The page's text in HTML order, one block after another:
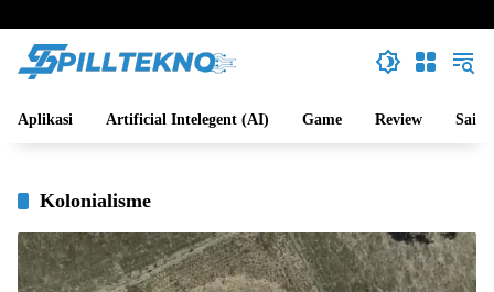
Aplikasi Artificial Intelegent (AI) Game Review Sains
Kolonialisme